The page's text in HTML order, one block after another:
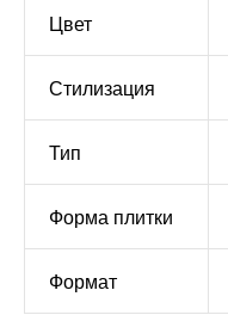
Цвет
Стилизация
Тип
Форма плитки
Формат